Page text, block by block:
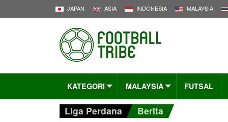
JAPAN ASIA INDONESIA MALAYSIA
KATEGORI MALAYSIA FUTSAL
Liga Perdana Berita